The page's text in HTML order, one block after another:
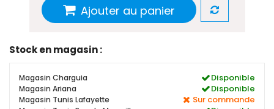
Ajouter au panier
Stock en magasin :
Magasin Charguia Disponible
Magasin Ariana Disponible
Magasin Tunis Lafayette Sur commande